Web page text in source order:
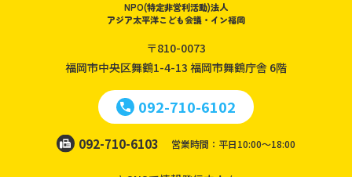
NPO(特定非営利活動)法人
アジア太平洋こども会議・イン福岡
〒810-0073
福岡市中央区舞鶴1-4-13 福岡市舞鶴庁舎 6階
092-710-6102
092-710-6103 営業時間：平日10:00～18:00